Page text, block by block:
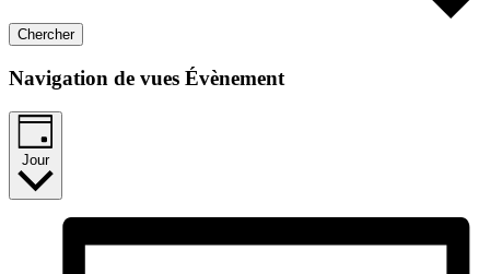
Chercher
Navigation de vues Évènement
Jour